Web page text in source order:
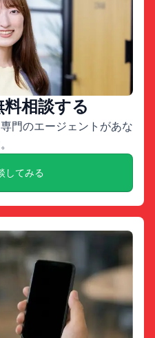
相談する
門のエージェントがあな
してみる